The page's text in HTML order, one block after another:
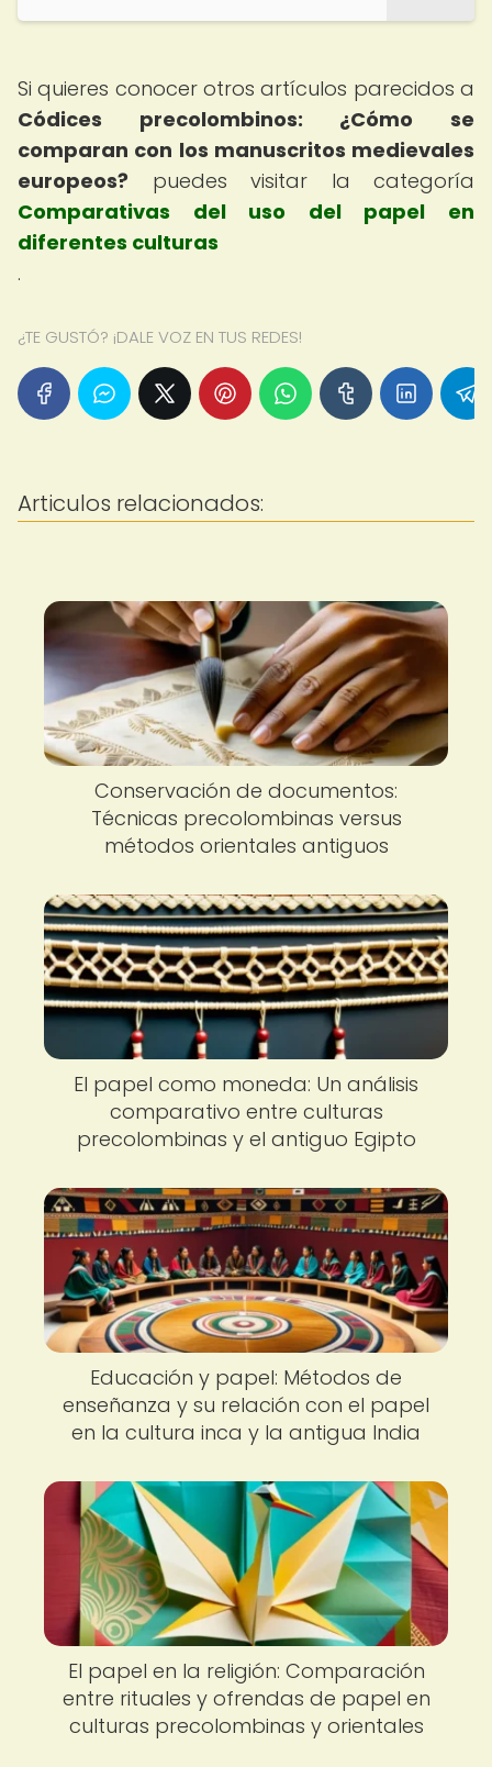
Si quieres conocer otros artículos parecidos a
Códices precolombinos: ¿Cómo se
comparan con los manuscritos medievales
europeos? puedes visitar la categoría
Comparativas del uso del papel en
diferentes culturas
.
¿TE GUSTÓ? ¡DALE VOZ EN TUS REDES!
Articulos relacionados:
Conservación de documentos:
Técnicas precolombinas versus
métodos orientales antiguos
El papel como moneda: Un análisis
comparativo entre culturas
precolombinas y el antiguo Egipto
Educación y papel: Métodos de
enseñanza y su relación con el papel
en la cultura inca y la antigua India
El papel en la religión: Comparación
entre rituales y ofrendas de papel en
culturas precolombinas y orientales